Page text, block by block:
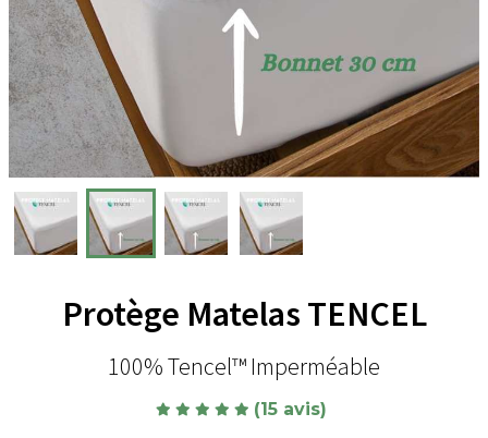
Protège Matelas TENCEL
100% Tencel™ Imperméable
(15 avis)